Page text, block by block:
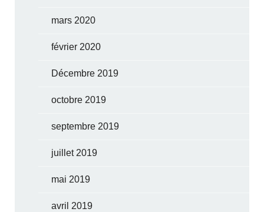
mars 2020
février 2020
Décembre 2019
octobre 2019
septembre 2019
juillet 2019
mai 2019
avril 2019